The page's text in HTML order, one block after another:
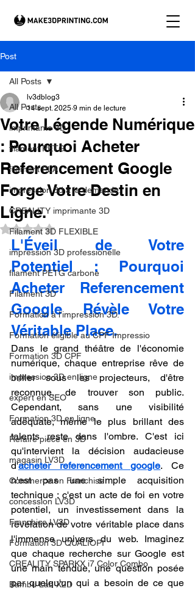
Post
All Posts
imprimante 3D
filament PETG
filament PLA
impression 3d à la demande.
CREALITY imprimante 3D
Filament 3D FLEXIBLE
impression 3D professionelle
filament PETG carbone
Filament 3D
Formation à l'impression 3D.
Formation éligible au CPF Impressio
Formation 3D CPF
impression 3D en ligne
expert en SEO
Formation 3D en ligne.
Refaire piece en 3D
magasin LV3D
Commerce en Franchise
concession LV3D
Franchise LV3D
Formation 3D QUALIOPI
CREALITY SPARKX i7 Color Combo
Bambu Lab X2D
All Posts
Votre Légende Numérique
: Pourquoi Acheter
Referencement Google
Forge Votre Destin en
Ligne.
lv3dblog3
14 sept. 2025 9 min de lecture
Noté NaN étoiles sur 5.
L'Éveil de Votre
Potentiel : Pourquoi
Acheter Referencement
Google Révèle Votre
Véritable Place.
Dans le grand théâtre de l'économie
numérique, chaque entreprise rêve de
briller sous les projecteurs, d'être
reconnue, de trouver son public.
Cependant, sans une visibilité
adéquate, même le plus brillant des
talents reste dans l'ombre. C'est ici
qu'intervient la décision audacieuse
d'acheter referencement google. Ce
n'est pas une simple acquisition
technique ; c'est un acte de foi en votre
potentiel, un investissement dans la
révélation de votre véritable place dans
l'immense univers du web. Imaginez
que chaque recherche sur Google est
une main tendue, une question posée
par quelqu'un qui a besoin de ce que